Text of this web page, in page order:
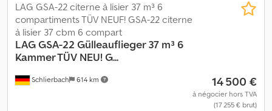
Schlierbach 614 km
LAG GSA-22 citerne à lisier 37 m³ 6
compartiments TÜV NEUF! GSA-22 citerne
à lisier 37 cbm 6 compart
LAGGSA-22 Gülleauflieger 37 m³ 6
Kammer TÜV NEU! G...
14 500 €
à négocier hors TVA
(17 255 € brut)